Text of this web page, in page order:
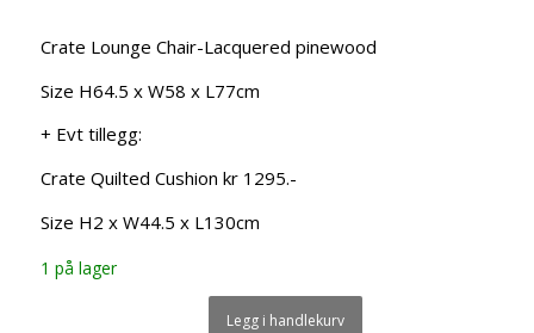
Crate Lounge Chair-Lacquered pinewood
Size H64.5 x W58 x L77cm
+ Evt tillegg:
Crate Quilted Cushion kr 1295.-
Size H2 x W44.5 x L130cm
1 på lager
Legg i handlekurv